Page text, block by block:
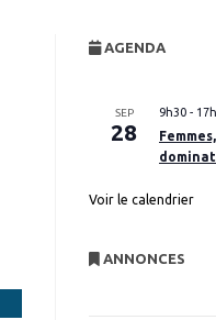
AGENDA
SEP
28
9h30 -
Voir le calendrier
ANNONCES